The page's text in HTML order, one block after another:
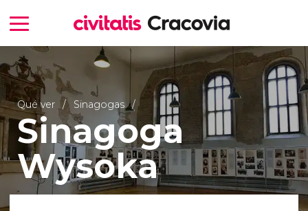
Qué ver Sinagogas
Sinagoga
Wysoka